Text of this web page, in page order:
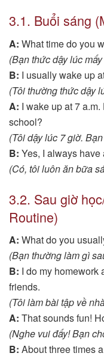
3.1. Buổi sáng
A: What time do you
(Bạn thức dậy lúc
B: I usually wake up
(Tôi thường thức dậy
A: I wake up at 7
school?
(Tôi dậy lúc 7 giờ.
B: Yes, I always
(Có, tôi luôn ăn bữa
3.2. Sau giờ
Routine)
A: What do you
(Bạn thường làm gì
B: I do my homework
friends.
(Tôi làm bài tập về
A: That sounds fun!
(Nghe vui đấy! Bạn
B: About three times